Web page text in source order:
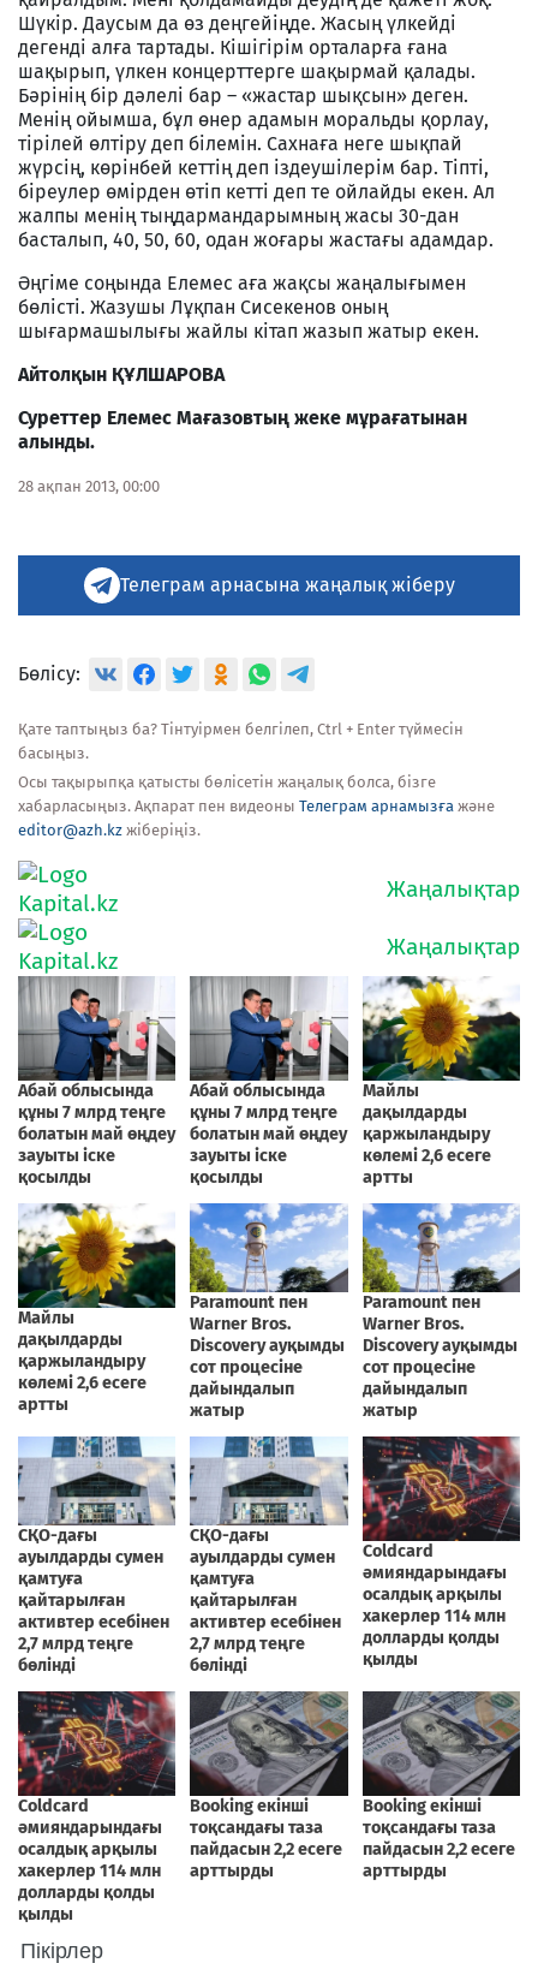
Шүкір. Даусым да өз деңгейіңде. Жасың үлкейді
дегенді алға тартады. Кішігірім орталарға ғана
шақырып, үлкен концерттерге шақырмай қалады.
Бәрінің бір дәлелі бар – «жастар шықсын» деген.
Менің ойымша, бұл өнер адамын моральды қорлау,
тірілей өлтіру деп білемін. Сахнаға неге шықпай
жүрсің, көрінбей кеттің деп іздеушілерім бар. Тіпті,
біреулер өмірден өтіп кетті деп те ойлайды екен. Ал
жалпы менің тыңдармандарымның жасы 30-дан
басталып, 40, 50, 60, одан жоғары жастағы адамдар.
Әңгіме соңында Елемес аға жақсы жаңалығымен
бөлісті. Жазушы Лұқпан Сисекенов оның
шығармашылығы жайлы кітап жазып жатыр екен.
Айтолқын ҚҰЛШАРОВА
Суреттер Елемес Мағазовтың жеке мұрағатынан
алынды.
28 ақпан 2013, 00:00
Телеграм арнасына жаңалық жіберу
Бөлісу:
Қате таптыңыз ба? Тінтуірмен белгілеп, Ctrl + Enter түймесін
басыңыз.
Осы тақырыпқа қатысты бөлісетін жаңалық болса, бізге
хабарласыңыз. Ақпарат пен видеоны Телеграм арнамызға және
editor@azh.kz жіберіңіз.
Пікірлер